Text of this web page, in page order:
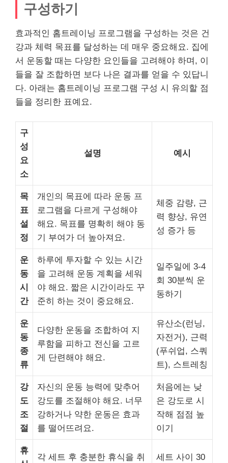
구성하기
효과적인 홈트레이닝 프로그램을 구성하는 것은 건
강과 체력 목표를 달성하는 데 매우 중요해요. 집에
서 운동할 때는 다양한 요인들을 고려해야 하며, 이
들을 잘 조합하면 보다 나은 결과를 얻을 수 있답니
다. 아래는 홈트레이닝 프로그램 구성 시 유의할 점
들을 정리한 표예요.
구
성
요
소
설명 예시
목
표
설
정
개인의 목표에 따라 운동 프
로그램을 다르게 구성해야
해요. 목표를 명확히 해야 동
기 부여가 더 높아져요.
체중 감량, 근
력 향상, 유연
성 증가 등
운
동
시
간
하루에 투자할 수 있는 시간
을 고려해 운동 계획을 세워
야 해요. 짧은 시간이라도 꾸
준히 하는 것이 중요해요.
일주일에 3-4
회 30분씩 운
동하기
운
동
종
류
다양한 운동을 조합하여 지
루함을 피하고 전신을 고르
게 단련해야 해요.
유산소(런닝,
자전거), 근력
(푸쉬업, 스쿼
트), 스트레칭
강
도
조
절
자신의 운동 능력에 맞추어
강도를 조절해야 해요. 너무
강하거나 약한 운동은 효과
를 떨어뜨려요.
처음에는 낮
은 강도로 시
작해 점점 높
이기
휴
각 세트 후 충분한 휴식을 취
세트 사이 30